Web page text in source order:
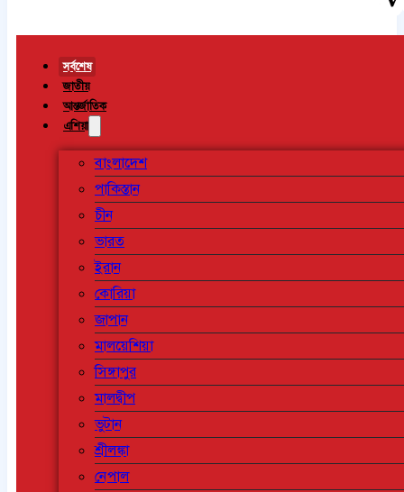
সর্বশেষ
জাতীয়
আন্তর্জাতিক
এশিয়া
বাংলাদেশ
পাকিস্তান
চীন
ভারত
ইরান
কোরিয়া
জাপান
মালয়েশিয়া
সিঙ্গাপুর
মালদ্বীপ
ভুটান
শ্রীলঙ্কা
নেপাল